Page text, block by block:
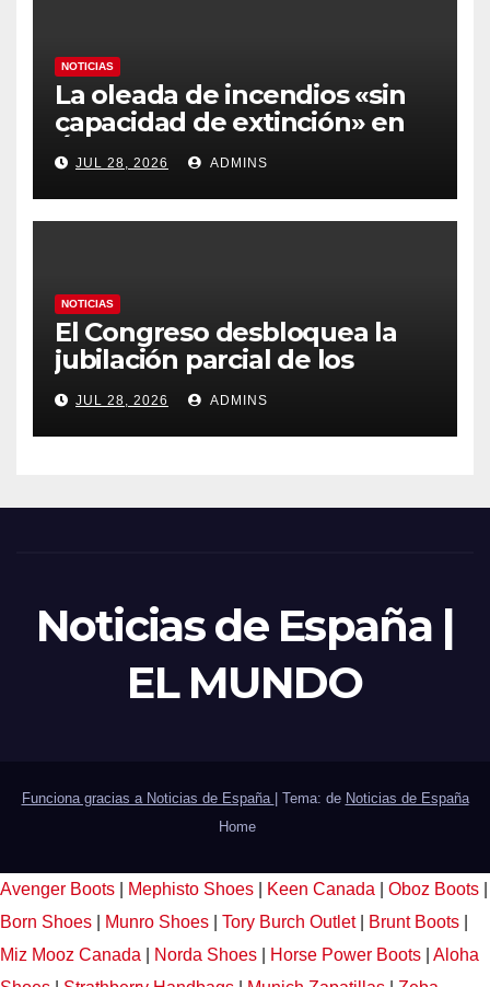
NOTICIAS
La oleada de incendios «sin
capacidad de extinción» en
Ávila y al oeste de Madrid
obliga a declarar la
emergencia nacional
JUL 28, 2026 ADMINS
NOTICIAS
El Congreso desbloquea la
jubilación parcial de los
trabajadores laborales del
sector público
JUL 28, 2026 ADMINS
Noticias de España |
EL MUNDO
Funciona gracias a Noticias de España Tema: de Noticias de España
Home
Avenger Boots Mephisto Shoes Keen Canada Oboz Boots
Born Shoes
Munro Shoes Tory Burch Outlet Brunt Boots
Miz Mooz Canada
Norda Shoes Horse Power Boots
Aloha